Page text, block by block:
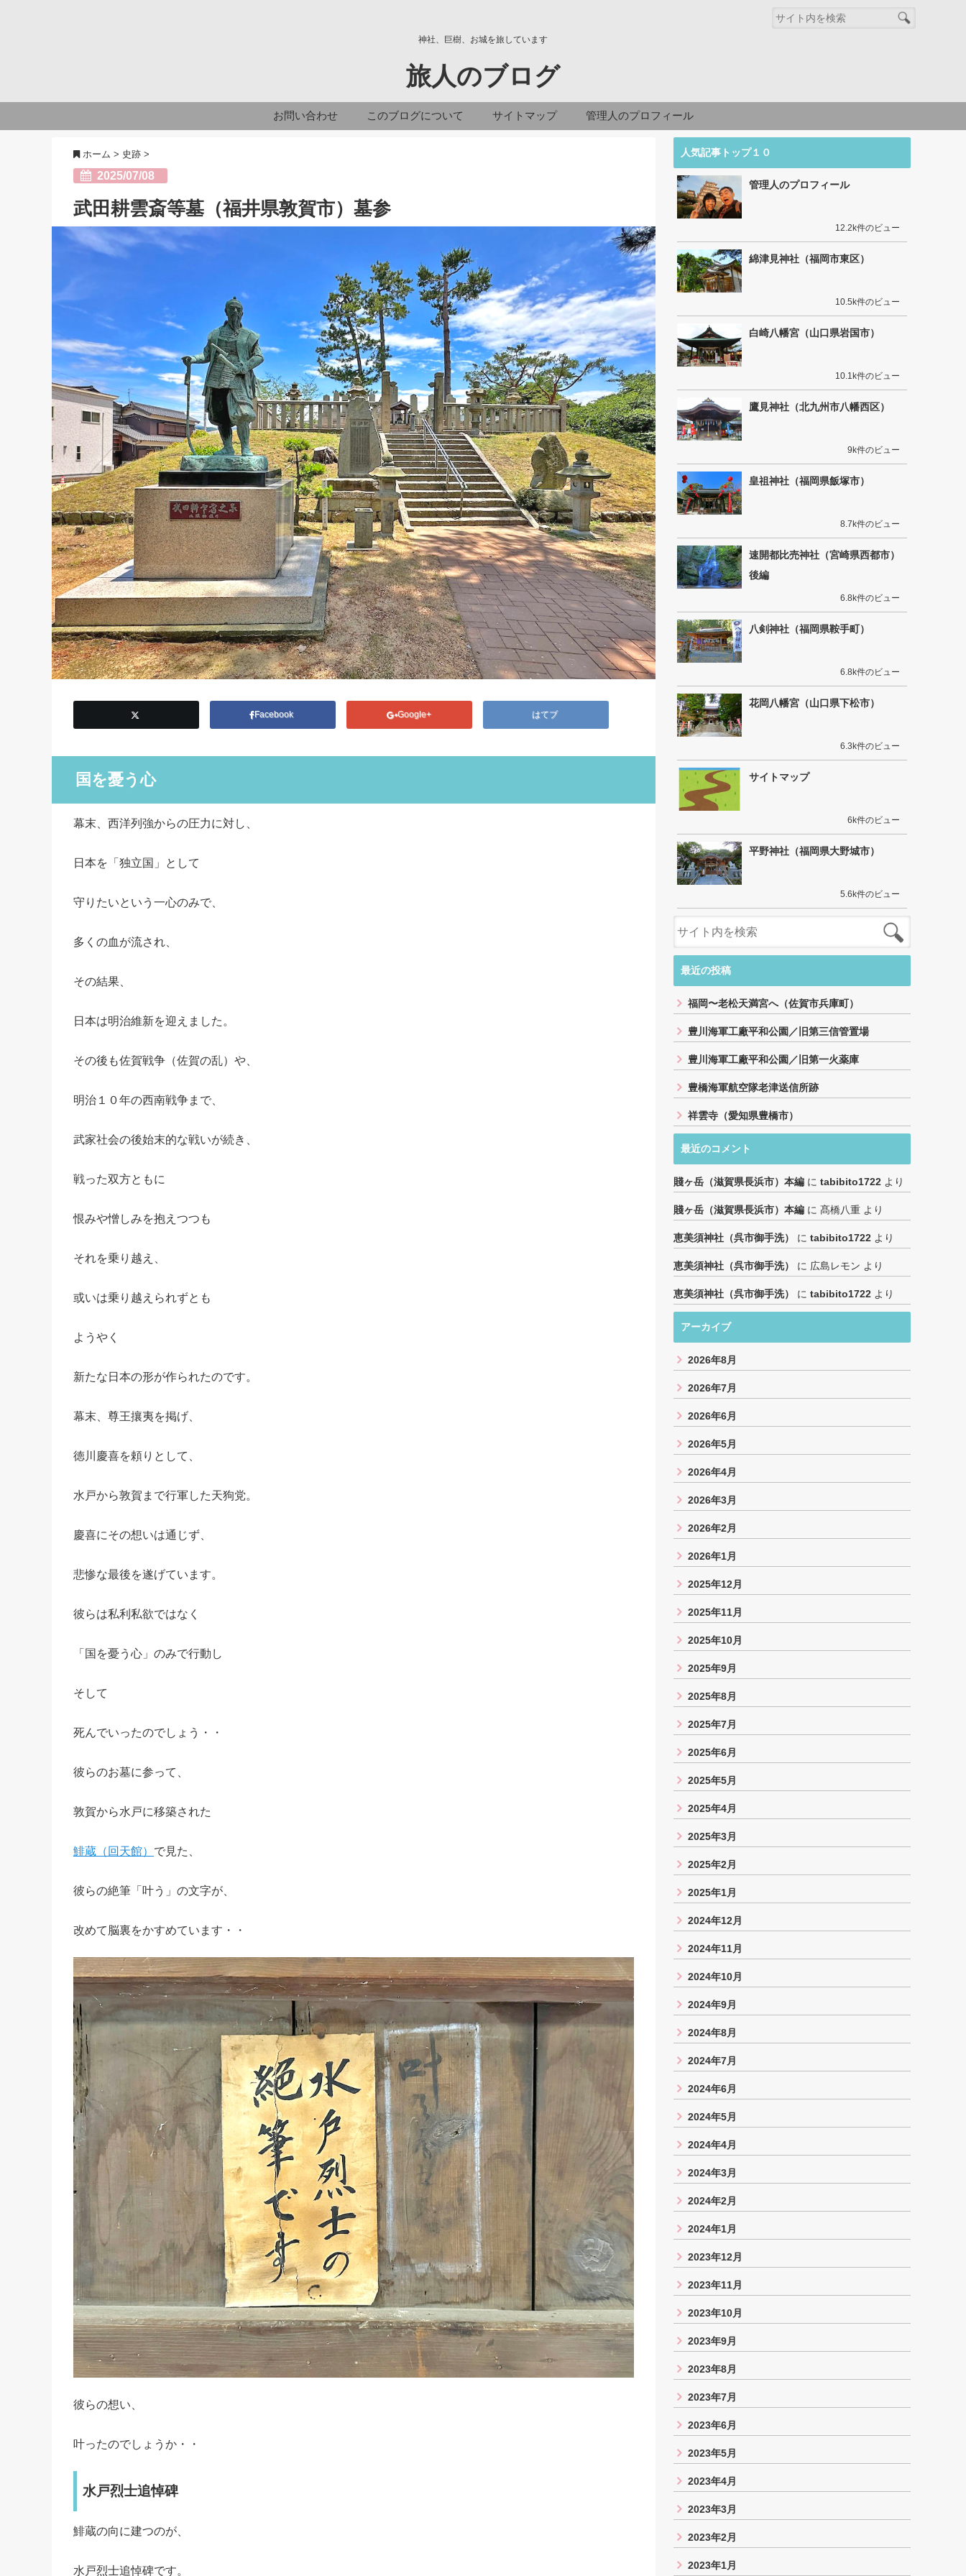
神社、巨樹、お城を旅しています
旅人のブログ
お問い合わせ このブログについて サイトマップ 管理人のプロフィール
ホーム > 史跡 >
2025/07/08
武田耕雲斎等墓（福井県敦賀市）墓参
Facebook Google+ はてブ
国を憂う心
幕末、西洋列強からの圧力に対し、
日本を「独立国」として
守りたいという一心のみで、
多くの血が流され、
その結果、
日本は明治維新を迎えました。
その後も佐賀戦争（佐賀の乱）や、
明治１０年の西南戦争まで、
武家社会の後始末的な戦いが続き、
戦った双方ともに
恨みや憎しみを抱えつつも
それを乗り越え、
或いは乗り越えられずとも
ようやく
新たな日本の形が作られたのです。
幕末、尊王攘夷を掲げ、
徳川慶喜を頼りとして、
水戸から敦賀まで行軍した天狗党。
慶喜にその想いは通じず、
悲惨な最後を遂げています。
彼らは私利私欲ではなく
「国を憂う心」のみで行動し
そして
死んでいったのでしょう・・
彼らのお墓に参って、
敦賀から水戸に移築された
鯡蔵（回天館） で見た、
彼らの絶筆「叶う」の文字が、
改めて脳裏をかすめています・・
彼らの想い、
叶ったのでしょうか・・
水戸烈士追悼碑
鯡蔵の向に建つのが、
水戸烈士追悼碑です。
人気記事トップ１０
管理人のプロフィール
12.2k件のビュー
綿津見神社（福岡市東区）
10.5k件のビュー
白崎八幡宮（山口県岩国市）
10.1k件のビュー
鷹見神社（北九州市八幡西区）
9k件のビュー
皇祖神社（福岡県飯塚市）
8.7k件のビュー
速開都比売神社（宮崎県西都市）
後編
6.8k件のビュー
八剣神社（福岡県鞍手町）
6.8k件のビュー
花岡八幡宮（山口県下松市）
6.3k件のビュー
サイトマップ
6k件のビュー
平野神社（福岡県大野城市）
5.6k件のビュー
最近の投稿
福岡〜老松天満宮へ（佐賀市兵庫町）
豊川海軍工廠平和公園／旧第三信管置場
豊川海軍工廠平和公園／旧第一火薬庫
豊橋海軍航空隊老津送信所跡
祥雲寺（愛知県豊橋市）
最近のコメント
賤ヶ岳（滋賀県長浜市）本編 に tabibito1722 より
賤ヶ岳（滋賀県長浜市）本編 に 髙橋八重 より
恵美須神社（呉市御手洗） に tabibito1722 より
恵美須神社（呉市御手洗） に 広島レモン より
恵美須神社（呉市御手洗） に tabibito1722 より
アーカイブ
2026年8月
2026年7月
2026年6月
2026年5月
2026年4月
2026年3月
2026年2月
2026年1月
2025年12月
2025年11月
2025年10月
2025年9月
2025年8月
2025年7月
2025年6月
2025年5月
2025年4月
2025年3月
2025年2月
2025年1月
2024年12月
2024年11月
2024年10月
2024年9月
2024年8月
2024年7月
2024年6月
2024年5月
2024年4月
2024年3月
2024年2月
2024年1月
2023年12月
2023年11月
2023年10月
2023年9月
2023年8月
2023年7月
2023年6月
2023年5月
2023年4月
2023年3月
2023年2月
2023年1月